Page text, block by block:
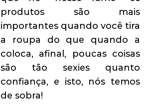
produtos são mais
importantes quando você tira
a roupa do que quando a
coloca, afinal, poucas coisas
são tão sexies quanto
confiança, e isto, nós temos
de sobra!